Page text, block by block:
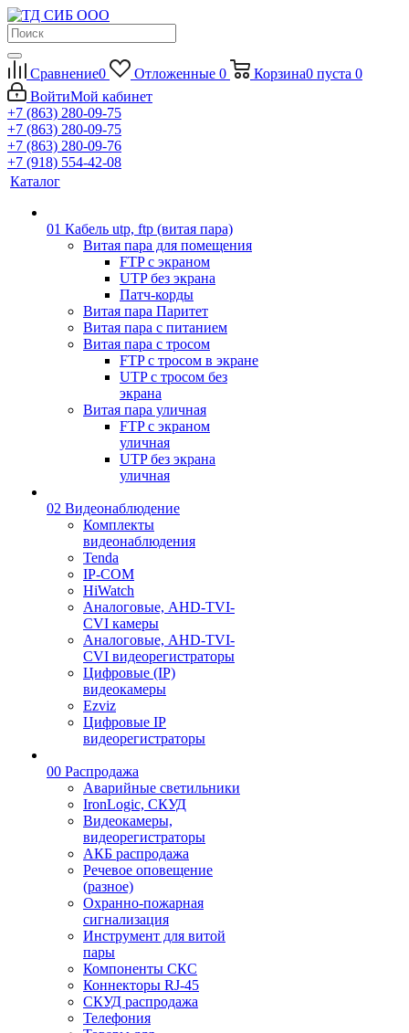
Сравнение0 Отложенные 0 Корзина0 пуста 0
ВойтиМой кабинет
+7 (863) 280-09-75
+7 (863) 280-09-75
+7 (863) 280-09-76
+7 (918) 554-42-08
Каталог
01 Кабель utp, ftp (витая пара)
Витая пара для помещения
FTP с экраном
UTP без экрана
Патч-корды
Витая пара Паритет
Витая пара с питанием
Витая пара с тросом
FTP с тросом в экране
UTP с тросом без
экрана
Витая пара уличная
FTP с экраном
уличная
UTP без экрана
уличная
02 Видеонаблюдение
Комплекты
видеонаблюдения
Tenda
IP-COM
HiWatch
Аналоговые, AHD-TVI-
CVI камеры
Аналоговые, AHD-TVI-
CVI видеорегистраторы
Цифровые (IP)
видеокамеры
Ezviz
Цифровые IP
видеорегистраторы
00 Распродажа
Аварийные светильники
IronLogic, СКУД
Видеокамеры,
видеорегистраторы
АКБ распродажа
Речевое оповещение
(разное)
Охранно-пожарная
сигнализация
Инструмент для витой
пары
Компоненты СКС
Коннекторы RJ-45
СКУД распродажа
Телефония